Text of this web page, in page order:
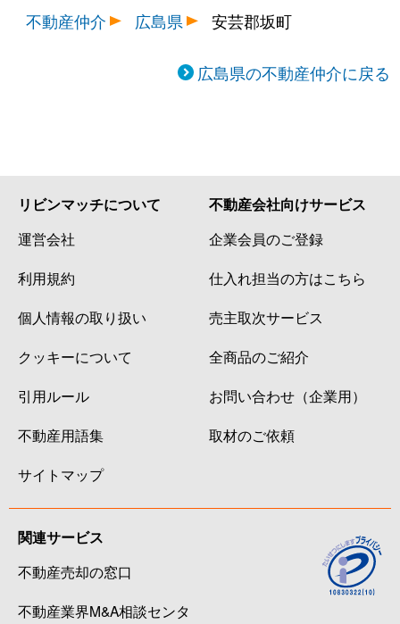
不動産仲介
広島県 安芸郡坂町
広島県の不動産仲介に戻る
リビンマッチについて
運営会社
利用規約
個人情報の取り扱い
クッキーについて
引用ルール
不動産用語集
サイトマップ
不動産会社向けサービス
企業会員のご登録
仕入れ担当の方はこちら
売主取次サービス
全商品のご紹介
お問い合わせ（企業用）
取材のご依頼
関連サービス
不動産売却の窓口
不動産業界M&A相談センタ